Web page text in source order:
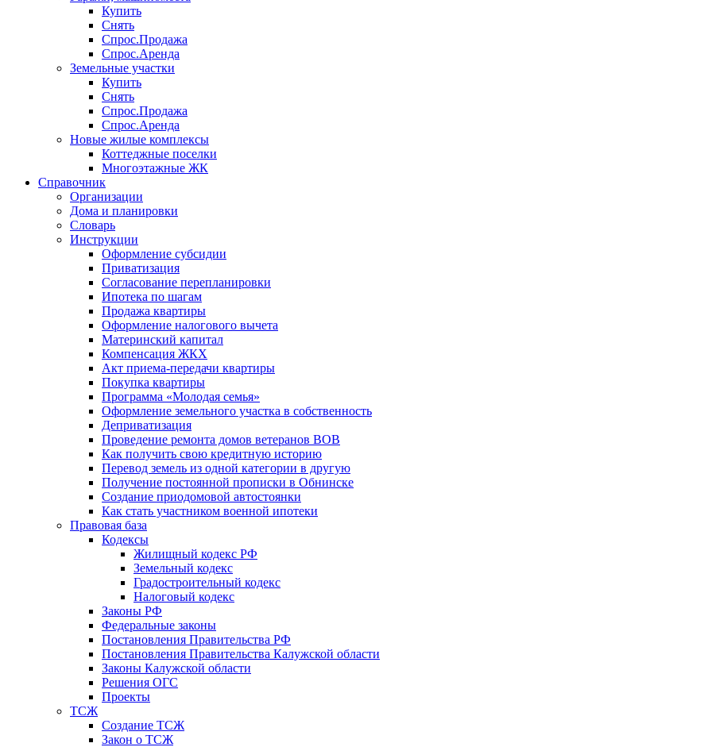
Купить
Снять
Спрос.Продажа
Спрос.Аренда
Земельные участки
Купить
Снять
Спрос.Продажа
Спрос.Аренда
Новые жилые комплексы
Коттеджные поселки
Многоэтажные ЖК
Справочник
Организации
Дома и планировки
Словарь
Инструкции
Оформление субсидии
Приватизация
Согласование перепланировки
Ипотека по шагам
Продажа квартиры
Оформление налогового вычета
Материнский капитал
Компенсация ЖКХ
Акт приема-передачи квартиры
Покупка квартиры
Программа «Молодая семья»
Оформление земельного участка в собственность
Деприватизация
Проведение ремонта домов ветеранов ВОВ
Как получить свою кредитную историю
Перевод земель из одной категории в другую
Получение постоянной прописки в Обнинске
Создание приодомовой автостоянки
Как стать участником военной ипотеки
Правовая база
Кодексы
Жилищный кодекс РФ
Земельный кодекс
Градостроительный кодекс
Налоговый кодекс
Законы РФ
Федеральные законы
Постановления Правительства РФ
Постановления Правительства Калужской области
Законы Калужской области
Решения ОГС
Проекты
ТСЖ
Создание ТСЖ
Закон о ТСЖ